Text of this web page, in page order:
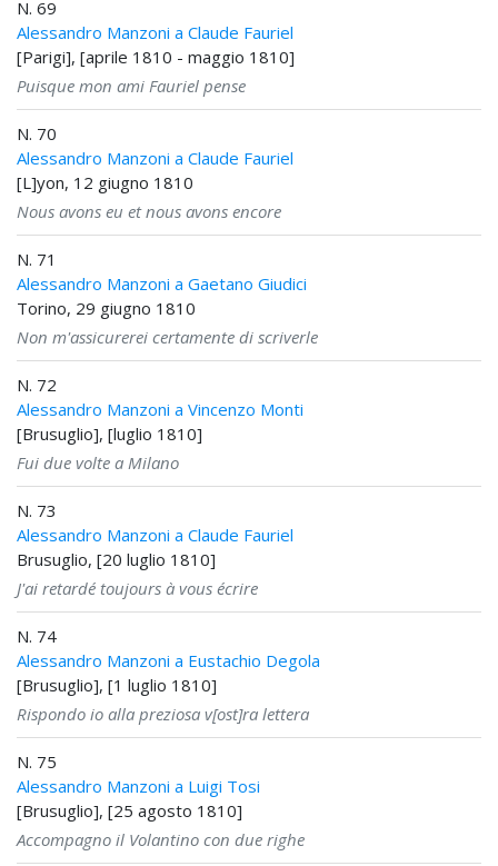
N. 69
Alessandro Manzoni a Claude Fauriel
[Parigi], [aprile 1810 - maggio 1810]
Puisque mon ami Fauriel pense
N. 70
Alessandro Manzoni a Claude Fauriel
[L]yon, 12 giugno 1810
Nous avons eu et nous avons encore
N. 71
Alessandro Manzoni a Gaetano Giudici
Torino, 29 giugno 1810
Non m'assicurerei certamente di scriverle
N. 72
Alessandro Manzoni a Vincenzo Monti
[Brusuglio], [luglio 1810]
Fui due volte a Milano
N. 73
Alessandro Manzoni a Claude Fauriel
Brusuglio, [20 luglio 1810]
J'ai retardé toujours à vous écrire
N. 74
Alessandro Manzoni a Eustachio Degola
[Brusuglio], [1 luglio 1810]
Rispondo io alla preziosa v[ost]ra lettera
N. 75
Alessandro Manzoni a Luigi Tosi
[Brusuglio], [25 agosto 1810]
Accompagno il Volantino con due righe